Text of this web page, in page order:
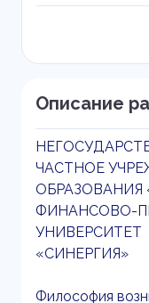
Описание
ЧАСТНОЕ
ФИНАНСОВО-
УНИВЕРСИТЕТ
«СИНЕРГИЯ»
Философия